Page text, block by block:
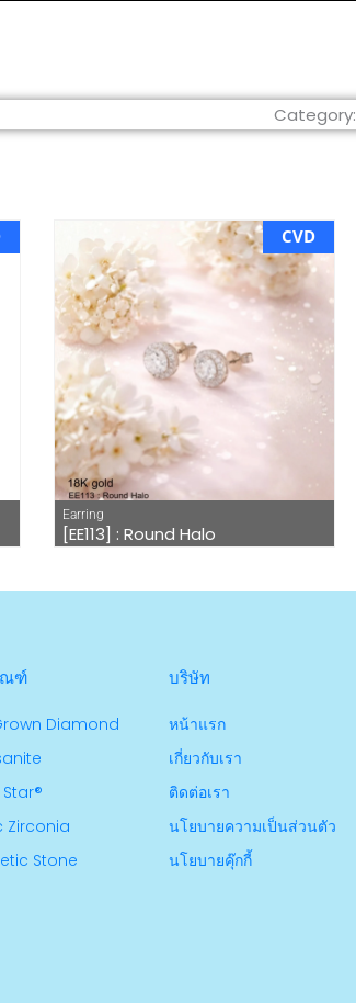
Category:
CVD
Earring
[EE113] : Round Halo
ณฑ์
Diamond
Zirconia
Stone
บริษัท
หน้าแรก
เกี่ยวกับเรา
ติดต่อเรา
นโยบายความเป็นส่วนตัว
นโยบายคุ๊กกี้